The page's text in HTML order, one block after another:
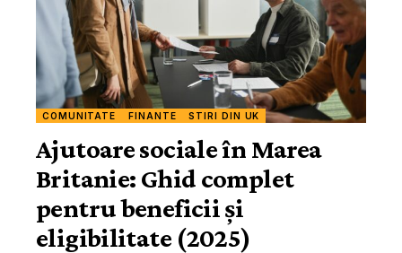
COMUNITATE FINANTE STIRI DIN UK
Ajutoare sociale în Marea
Britanie: Ghid complet
pentru beneficii și
eligibilitate (2025)